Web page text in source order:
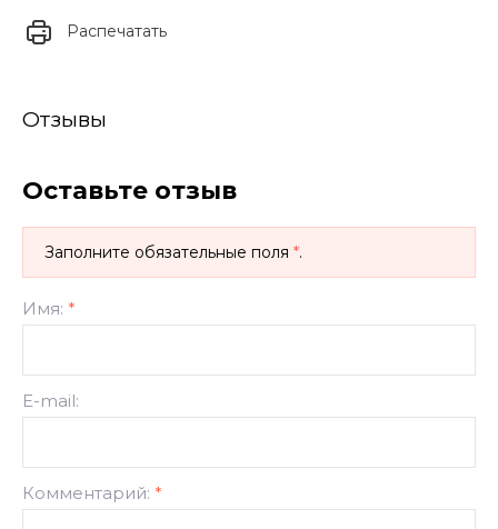
Распечатать
Отзывы
Оставьте отзыв
Заполните обязательные поля *.
Имя: *
E-mail:
Комментарий: *